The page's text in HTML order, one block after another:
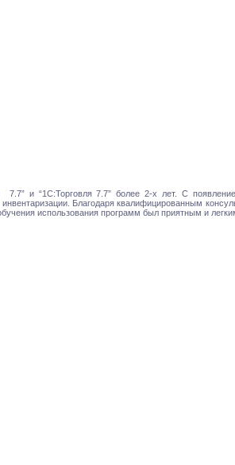
7.7” и “1С:Торговля 7.7” более 2-х лет. С
Благодаря квалифицированным
использования программ был приятным и